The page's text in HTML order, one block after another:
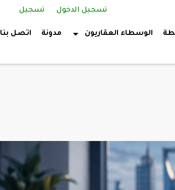
تسجيل الدخول تسجيل
الوسطاء العقاريون مدونة اتصل بنا